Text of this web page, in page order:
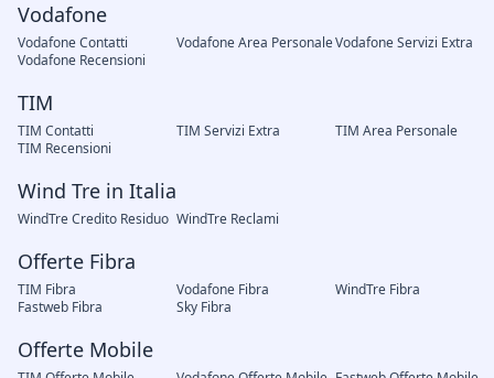
Vodafone
Vodafone Contatti Vodafone Area PersonaleVodafone Servizi Extra
Vodafone Recensioni
TIM
TIM Contatti TIM Servizi Extra
TIM Area Personale
TIM Recensioni
Wind Tre in Italia
WindTre Credito Residuo WindTre Reclami
Offerte Fibra
TIM Fibra Vodafone Fibra
WindTre Fibra
Fastweb Fibra
Sky Fibra
Offerte Mobile